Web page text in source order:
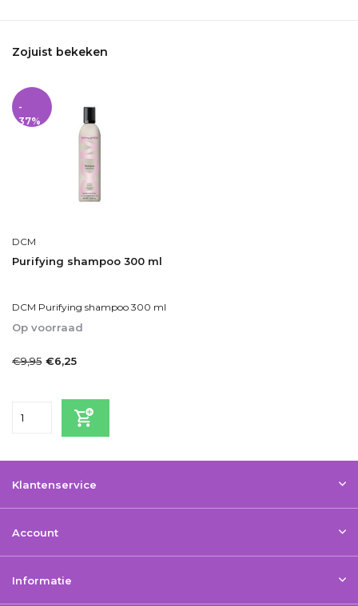
Zojuist bekeken
-
37%
DCM
Purifying shampoo 300 ml
DCM Purifying shampoo 300 ml
Op voorraad
€9,95 €6,25
Klantenservice
Account
Informatie